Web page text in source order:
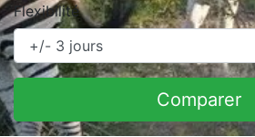
Flexibilité
Comparer